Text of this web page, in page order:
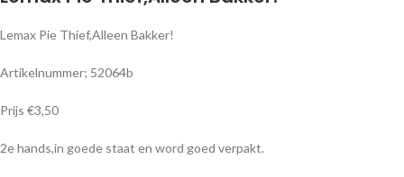
Lemax Pie Thief,Alleen Bakker!
Artikelnummer; 52064b
Prijs €3,50
2e hands,in goede staat en word goed verpakt.